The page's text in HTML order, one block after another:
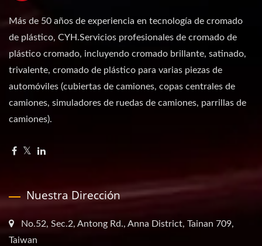
Más de 50 años de experiencia en tecnología de cromado
de plástico, CYH.Servicios profesionales de cromado de
plástico cromado, incluyendo cromado brillante, satinado,
trivalente, cromado de plástico para varias piezas de
automóviles (cubiertas de camiones, copas centrales de
camiones, simuladores de ruedas de camiones, parrillas de
camiones).
Nuestra Dirección
No.52, Sec.2, Antong Rd., Anna District, Tainan 709,
Taiwan